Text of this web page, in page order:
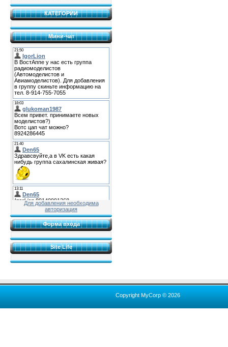
КАТЕГОРИИ
Мини-чат
Для добавления необходима
авторизация
Форма входа
Site Life
Copyright MyCorp © 2026